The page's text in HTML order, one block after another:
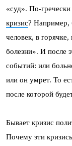
«суд». По-гречески
кризис? Например,
человек, в
болезни». И после
событий: или
или он умрет. То
после которой
Бывает кризис
Почему эти